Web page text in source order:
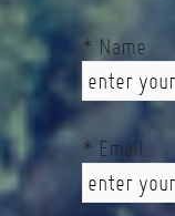
* Name
* Email